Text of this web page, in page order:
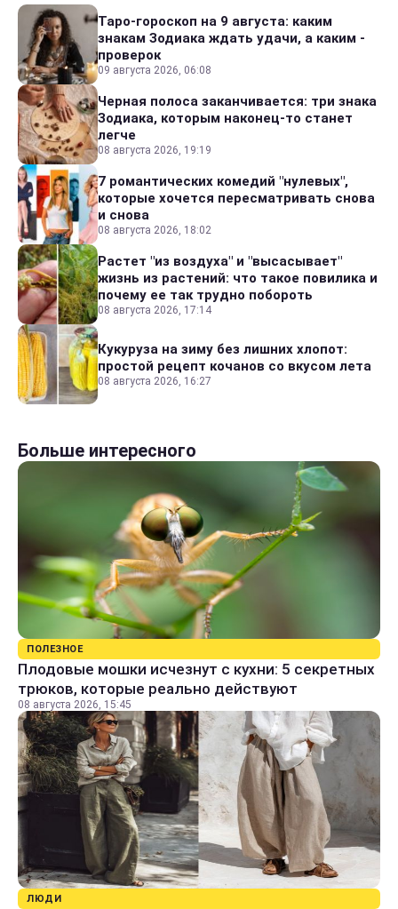
Таро-гороскоп на 9 августа: каким
знакам Зодиака ждать удачи, а каким -
проверок
09 августа 2026, 06:08
Черная полоса заканчивается: три знака
Зодиака, которым наконец-то станет
легче
08 августа 2026, 19:19
7 романтических комедий "нулевых",
которые хочется пересматривать снова
и снова
08 августа 2026, 18:02
Растет "из воздуха" и "высасывает"
жизнь из растений: что такое повилика и
почему ее так трудно побороть
08 августа 2026, 17:14
Кукуруза на зиму без лишних хлопот:
простой рецепт кочанов со вкусом лета
08 августа 2026, 16:27
Больше интересного
ПОЛЕЗНОЕ
Плодовые мошки исчезнут с кухни: 5 секретных
трюков, которые реально действуют
08 августа 2026, 15:45
ЛЮДИ